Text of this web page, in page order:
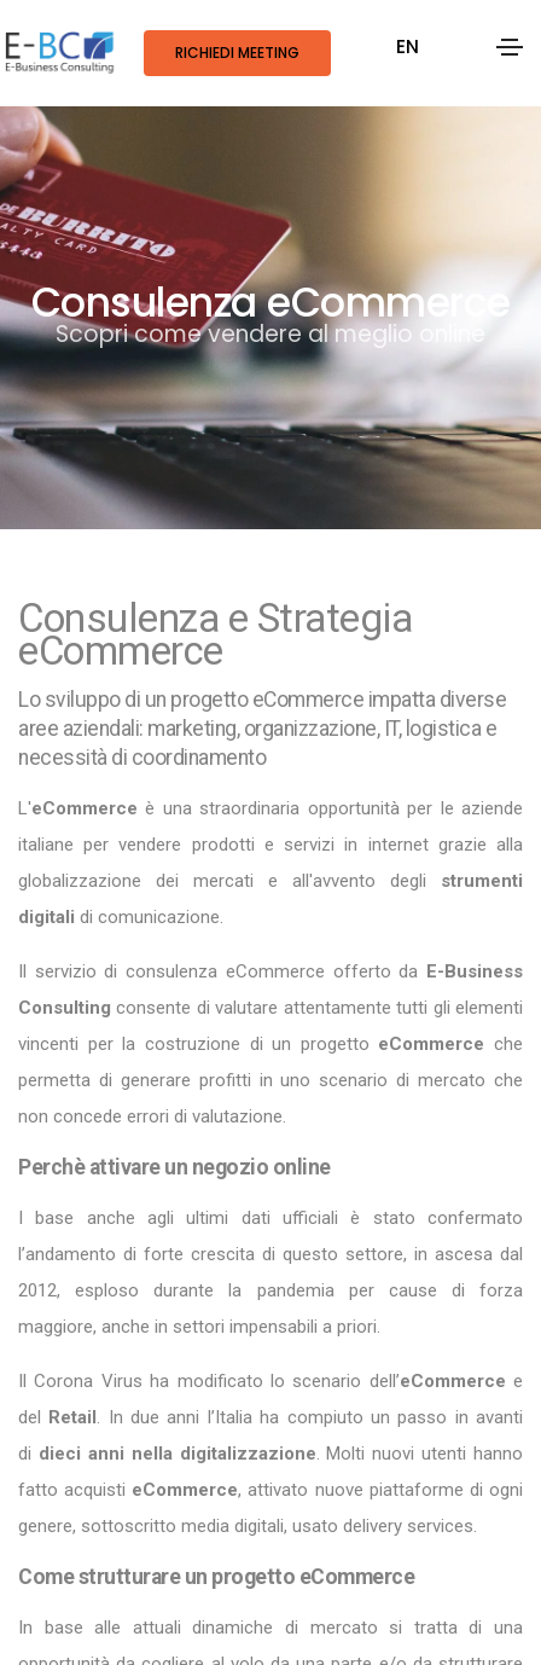
RICHIEDI MEETING EN
Consulenza eCommerce
Scopri come vendere al meglio online
Consulenza e Strategia
eCommerce
Lo sviluppo di un progetto eCommerce impatta diverse
aree aziendali: marketing, organizzazione, IT, logistica e
necessità di coordinamento
L'eCommerce è una straordinaria opportunità per le aziende
italiane per vendere prodotti e servizi in internet grazie alla
globalizzazione dei mercati e all'avvento degli strumenti
digitali di comunicazione.
Il servizio di consulenza eCommerce offerto da E-Business
Consulting consente di valutare attentamente tutti gli elementi
vincenti per la costruzione di un progetto eCommerce che
permetta di generare profitti in uno scenario di mercato che
non concede errori di valutazione.
Perchè attivare un negozio online
I base anche agli ultimi dati ufficiali è stato confermato
l’andamento di forte crescita di questo settore, in ascesa dal
2012, esploso durante la pandemia per cause di forza
maggiore, anche in settori impensabili a priori.
Il Corona Virus ha modificato lo scenario dell’eCommerce e
del Retail. In due anni l’Italia ha compiuto un passo in avanti
di dieci anni nella digitalizzazione. Molti nuovi utenti hanno
fatto acquisti eCommerce, attivato nuove piattaforme di ogni
genere, sottoscritto media digitali, usato delivery services.
Come strutturare un progetto eCommerce
In base alle attuali dinamiche di mercato si tratta di una